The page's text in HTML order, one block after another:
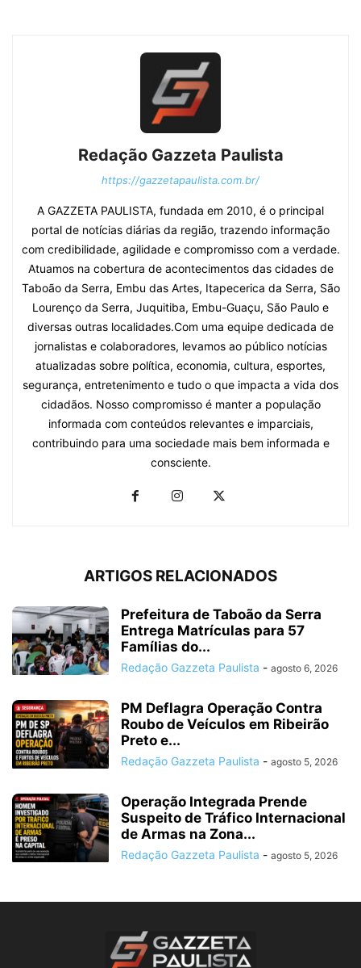
Redação Gazzeta Paulista
https://gazzetapaulista.com.br/
A GAZZETA PAULISTA, fundada em 2010, é o principal
portal de notícias diárias da região, trazendo informação
com credibilidade, agilidade e compromisso com a verdade.
Atuamos na cobertura de acontecimentos das cidades de
Taboão da Serra, Embu das Artes, Itapecerica da Serra, São
Lourenço da Serra, Juquitiba, Embu-Guaçu, São Paulo e
diversas outras localidades.Com uma equipe dedicada de
jornalistas e colaboradores, levamos ao público notícias
atualizadas sobre política, economia, cultura, esportes,
segurança, entretenimento e tudo o que impacta a vida dos
cidadãos. Nosso compromisso é manter a população
informada com conteúdos relevantes e imparciais,
contribuindo para uma sociedade mais bem informada e
consciente.
ARTIGOS RELACIONADOS
Prefeitura de Taboão da Serra
Entrega Matrículas para 57
Famílias do...
Redação Gazzeta Paulista - agosto 6, 2026
PM Deflagra Operação Contra
Roubo de Veículos em Ribeirão
Preto e...
Redação Gazzeta Paulista - agosto 5, 2026
Operação Integrada Prende
Suspeito de Tráfico Internacional
de Armas na Zona...
Redação Gazzeta Paulista - agosto 5, 2026